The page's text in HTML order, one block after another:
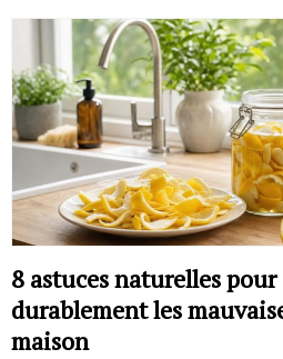
8 astuces naturelles
durablement les
maison